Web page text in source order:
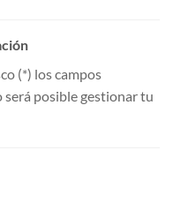
(*) los campos
será posible gestionar tu